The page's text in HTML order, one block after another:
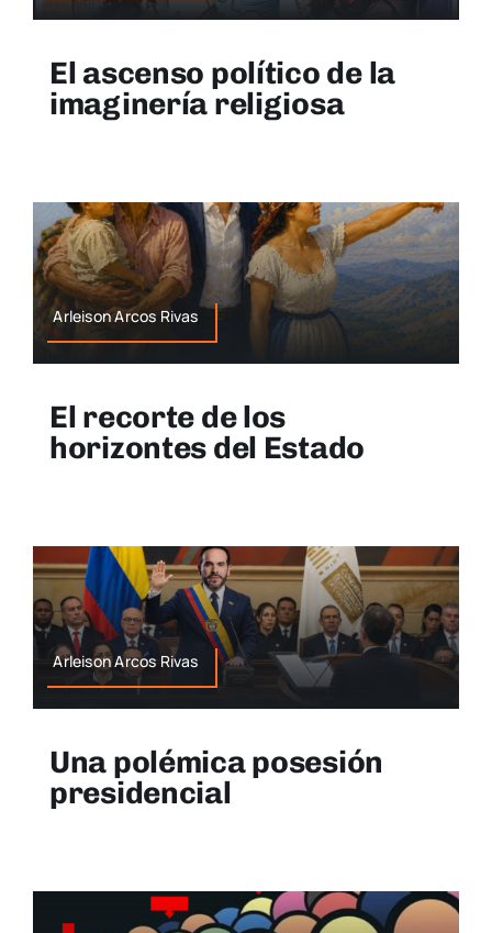
El ascenso político de la
imaginería religiosa
Arleison Arcos Rivas
El recorte de los
horizontes del Estado
Arleison Arcos Rivas
Una polémica posesión
presidencial